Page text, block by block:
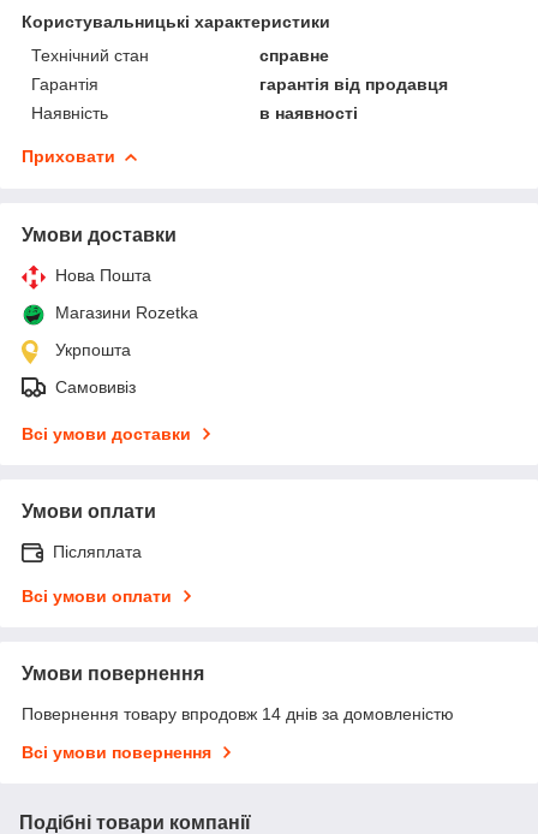
Користувальницькі характеристики
Технічний стан
справне
Гарантія
гарантія від продавця
Наявність
в наявності
Приховати
Умови доставки
Нова Пошта
Магазини Rozetka
Укрпошта
Самовивіз
Всі умови доставки
Умови оплати
Післяплата
Всі умови оплати
Умови повернення
Повернення товару впродовж 14 днів за домовленістю
Всі умови повернення
Подібні товари компанії